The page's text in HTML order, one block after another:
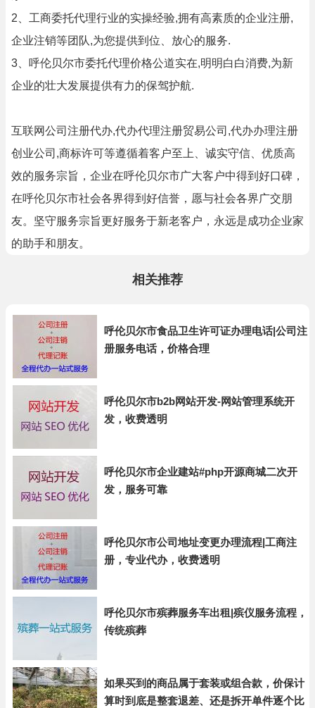
2、工商委托代理行业的实操经验,拥有高素质的企业注册,
企业注销等团队,为您提供到位、放心的服务.
3、呼伦贝尔市委托代理价格公道实在,明明白白消费,为新
企业的壮大发展提供有力的保驾护航.
互联网公司注册代办,代办代理注册贸易公司,代办办理注册
创业公司,商标许可等遵循着客户至上、诚实守信、优质高
效的服务宗旨，企业在呼伦贝尔市广大客户中得到好口碑，
在呼伦贝尔市社会各界得到好信誉，愿与社会各界广交朋
友。坚守服务宗旨更好服务于新老客户，永远是成功企业家
的助手和朋友。
相关推荐
呼伦贝尔市食品卫生许可证办理电话|公司注
册服务电话，价格合理
呼伦贝尔市b2b网站开发-网站管理系统开
发，收费透明
呼伦贝尔市企业建站#php开源商城二次开
发，服务可靠
呼伦贝尔市公司地址变更办理流程|工商注
册，专业代办，收费透明
呼伦贝尔市殡葬服务车出租|殡仪服务流程，
传统殡葬
如果买到的商品属于套装或组合款，价保计
算时到底是整套退差、还是拆开单件逐个比